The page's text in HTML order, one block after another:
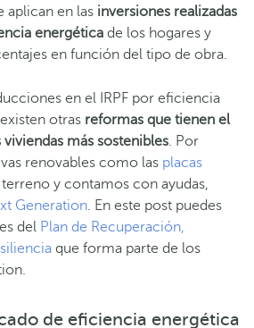
aplican en las inversiones realizadas
energética de los hogares y
en función del tipo de obra.
en el IRPF por eficiencia
otras reformas que tienen el
más sostenibles. Por
renovables como las placas
y contamos con ayudas,
Generation. En este post puedes
del Plan de Recuperación,
que forma parte de los
de eficiencia energética